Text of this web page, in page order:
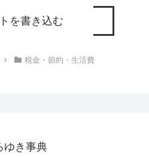
を書き込む
税金・節約・生活費
ゆき事典